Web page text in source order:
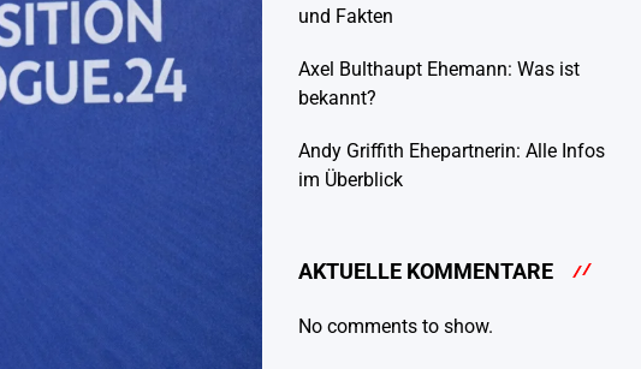
und Fakten
Axel Bulthaupt Ehemann: Was ist
bekannt?
Andy Griffith Ehepartnerin: Alle Infos
im Überblick
AKTUELLE KOMMENTARE
No comments to show.